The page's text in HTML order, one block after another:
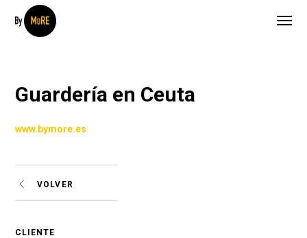
Guardería en Ceuta
www.bymore.es
VOLVER
CLIENTE